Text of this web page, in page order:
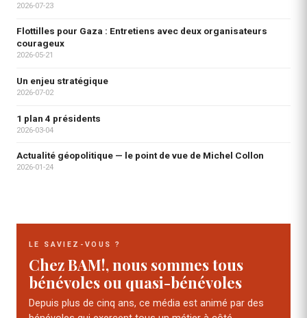
2026-07-23
Flottilles pour Gaza : Entretiens avec deux organisateurs
courageux
2026-05-21
Un enjeu stratégique
2026-07-02
1 plan 4 présidents
2026-03-04
Actualité géopolitique — le point de vue de Michel Collon
2026-01-24
LE SAVIEZ-VOUS ?
Chez BAM!, nous sommes tous
bénévoles ou quasi-bénévoles
Depuis plus de cinq ans, ce média est animé par des